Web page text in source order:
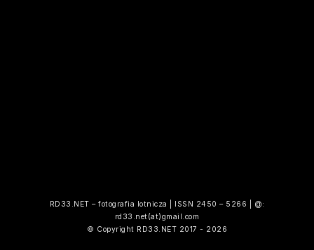
RD33.NET – fotografia lotnicza | ISSN 2450 – 5266 | @:
rd33.net(at)gmail.com
© Copyright RD33.NET 2017 - 2026